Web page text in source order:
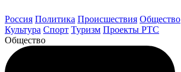
Россия Политика Происшествия Общество
Культура Спорт Туризм Проекты РТС
Общество